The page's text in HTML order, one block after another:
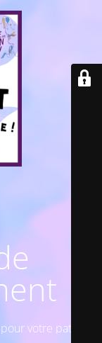
votre patience